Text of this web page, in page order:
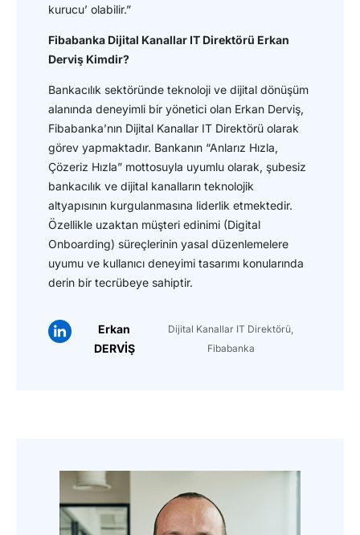
kurucu’ olabilir.”
Fibabanka Dijital Kanallar IT Direktörü Erkan
Derviş Kimdir?
Bankacılık sektöründe teknoloji ve dijital dönüşüm
alanında deneyimli bir yönetici olan Erkan Derviş,
Fibabanka’nın Dijital Kanallar IT Direktörü olarak
görev yapmaktadır. Bankanın “Anlarız Hızla,
Çözeriz Hızla” mottosuyla uyumlu olarak, şubesiz
bankacılık ve dijital kanalların teknolojik
altyapısının kurgulanmasına liderlik etmektedir.
Özellikle uzaktan müşteri edinimi (Digital
Onboarding) süreçlerinin yasal düzenlemelere
uyumu ve kullanıcı deneyimi tasarımı konularında
derin bir tecrübeye sahiptir.
Erkan
DERVİŞ
Dijital Kanallar IT Direktörü,
Fibabanka